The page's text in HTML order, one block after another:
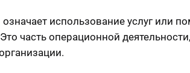
означает использование услуг или
часть операционной